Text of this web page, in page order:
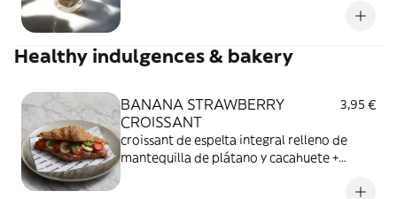
Healthy indulgences & bakery
BANANA STRAWBERRY
CROISSANT
3,95 €
croissant de espelta integral relleno de
mantequilla de plátano y cacahuete +